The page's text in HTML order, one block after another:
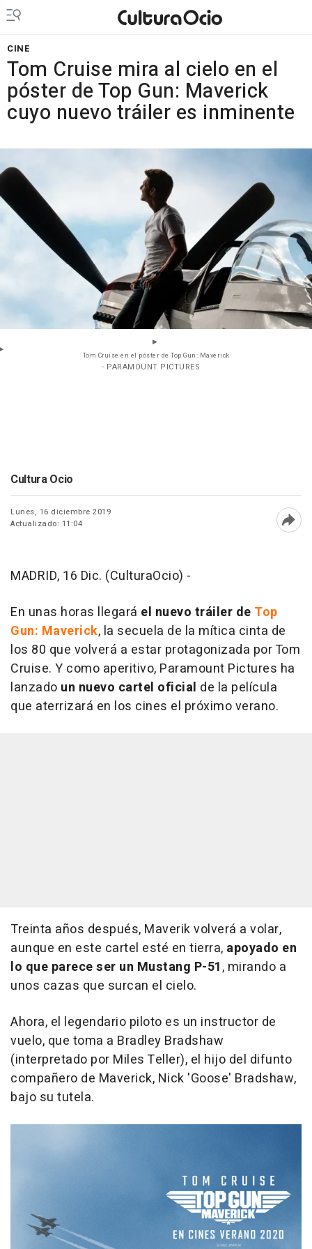
CINE
Tom Cruise mira al cielo en el
póster de Top Gun: Maverick
cuyo nuevo tráiler es inminente
Tom Cruise en el póster de Top Gun: Maverick
- PARAMOUNT PICTURES
Cultura Ocio
Lunes, 16 diciembre 2019
Actualizado: 11:04
MADRID, 16 Dic. (CulturaOcio) -
En unas horas llegará el nuevo tráiler de Top
Gun: Maverick, la secuela de la mítica cinta de
los 80 que volverá a estar protagonizada por Tom
Cruise. Y como aperitivo, Paramount Pictures ha
lanzado un nuevo cartel oficial de la película
que aterrizará en los cines el próximo verano.
Treinta años después, Maverik volverá a volar,
aunque en este cartel esté en tierra, apoyado en
lo que parece ser un Mustang P-51, mirando a
unos cazas que surcan el cielo.
Ahora, el legendario piloto es un instructor de
vuelo, que toma a Bradley Bradshaw
(interpretado por Miles Teller), el hijo del difunto
compañero de Maverick, Nick 'Goose' Bradshaw,
bajo su tutela.